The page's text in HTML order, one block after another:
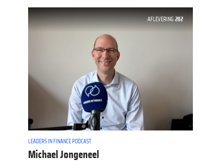
AFLEVERING 202
LEADERS IN FINANCE PODCAST
Michael Jongeneel